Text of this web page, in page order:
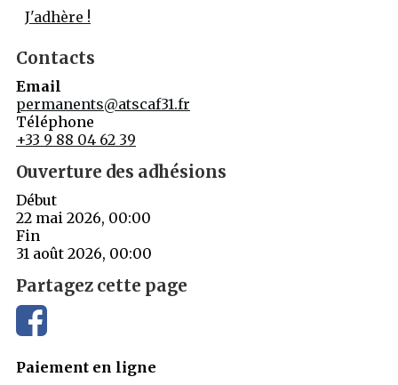
J'adhère !
Contacts
Email
permanents@atscaf31.fr
Téléphone
+33 9 88 04 62 39
Ouverture des adhésions
Début
22 mai 2026, 00:00
Fin
31 août 2026, 00:00
Partagez cette page
Paiement en ligne